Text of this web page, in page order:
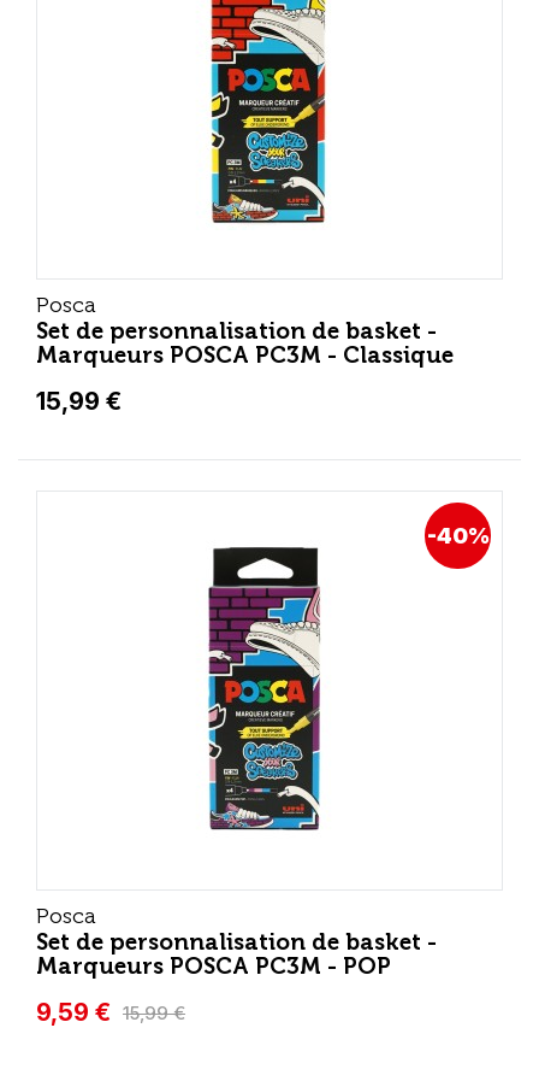
Posca
Set de personnalisation de basket -
Marqueurs POSCA PC3M - Classique
15,99 €
Posca
Set de personnalisation de basket -
Marqueurs POSCA PC3M - POP
9,59 € 15,99 €
-40%